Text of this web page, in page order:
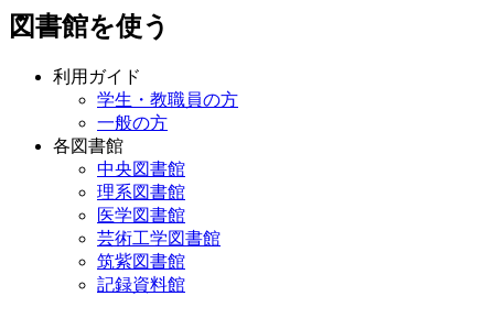
図書館を使う
利用ガイド
学生・教職員の方
一般の方
各図書館
中央図書館
理系図書館
医学図書館
芸術工学図書館
筑紫図書館
記録資料館